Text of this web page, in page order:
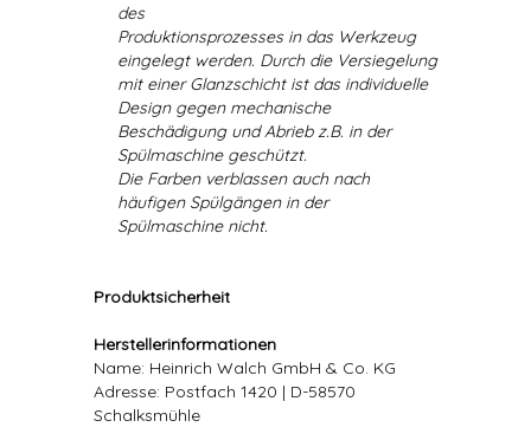
des
Produktionsprozesses in das Werkzeug
eingelegt werden. Durch die Versiegelung
mit einer Glanzschicht ist das individuelle
Design gegen mechanische
Beschädigung und Abrieb z.B. in der
Spülmaschine geschützt.
Die Farben verblassen auch nach
häufigen Spülgängen in der
Spülmaschine nicht.
Produktsicherheit
Herstellerinformationen
Name: Heinrich Walch GmbH & Co. KG
Adresse: Postfach 1420 | D-58570
Schalksmühle